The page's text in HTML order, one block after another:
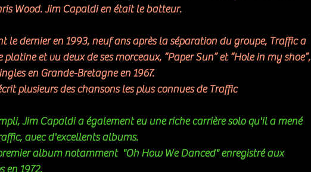
Wood. Jim Capaldi en était le batteur.
le dernier en 1993, neuf ans après la séparation du groupe, Traffic a
et vu deux de ses morceaux, “Paper Sun” et “Hole in my shoe”,
en Grande-Bretagne en 1967.
plusieurs des chansons les plus connues de Traffic
Jim Capaldi a également eu une riche carrière solo qu'il a mené
avec d'excellents albums.
album notamment  "Oh How We Danced" enregistré aux
en 1972.